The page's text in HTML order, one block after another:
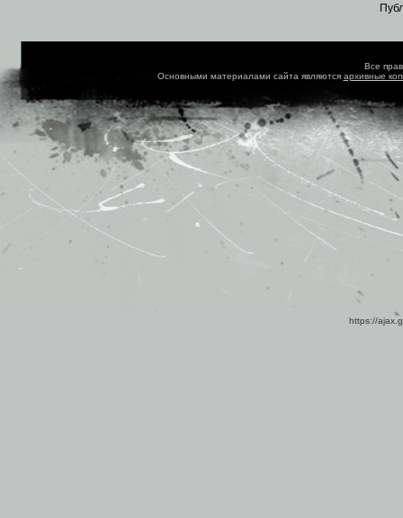
Все
Основными материалами сайта являются архивные
https://